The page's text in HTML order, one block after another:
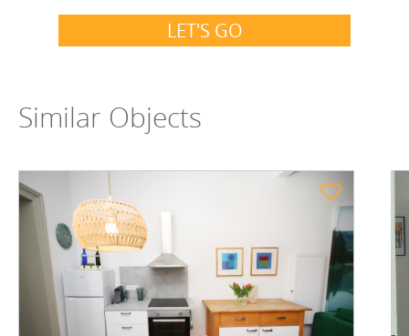
LET'S GO
Similar Objects